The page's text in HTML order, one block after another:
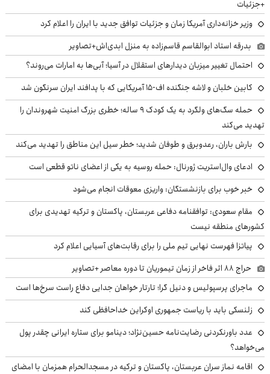
+جزئیات
وزیر خزانه‌داری آمریکا زمان و جزئیات توافق جدید با ایران را اعلام کرد
بدرقه استاد ابوالقاسم قاسم‌زاده به منزل ابدی‌اش+تصاویر
احتمال تغییر میزبان دیدارهای استقلال در آسیا؛ آبی‌ها به امارات می‌روند؟
کابین خلبان و لاشه جنگنده اف-۱۵ آمریکایی که با پدافند ایران سرنگون شد
حمله سگ‌های ولگرد به یک کودک ۹ ساله؛ خطری بزرگ امنیت شهروندان را
تهدید می‌کند
بارش باران، رعدوبرق و طوفان شدید؛ خطر سیل این مناطق را تهدید می‌کند
ادعای وال‌استریت ژورنال: حمله روسیه به یکی از اعضای ناتو قطعی است
خبر خوب برای بازنشستگان: واریزی معوقات انجام می‌شود
مقام سعودی: توافقنامه دفاعی عربستان، پاکستان و ترکیه تهدیدی برای
کشورهای منطقه نیست
پیاتزا فهرست نهایی تیم ملی را برای رقابت‌های آسیایی اعلام کرد
حراج ۸۸ اثر فاخر از زمان تیموریان تا دوره معاصر +تصاویر
ماجرای پرسپولیس و دنیل گرا؛ تارتار خواهان جدایی دفاع راست سرخ‌ها است
زلنسکی باید با ریاست جمهوری اوکراین خداحافظی کند
عدد باورنکردنی رضایت‌نامه حسین‌نژاد؛ دینامو برای ستاره ایرانی چقدر پول
می‌خواهد؟
اقامه نماز سران عربستان، پاکستان و ترکیه در مسجدالحرام همزمان با امضای